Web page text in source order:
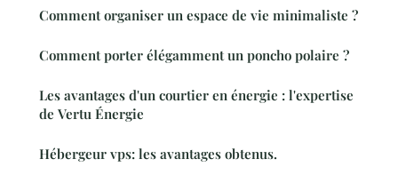
Comment organiser un espace de vie minimaliste ?
Comment porter élégamment un poncho polaire ?
Les avantages d'un courtier en énergie : l'expertise
de Vertu Énergie
Hébergeur vps: les avantages obtenus.